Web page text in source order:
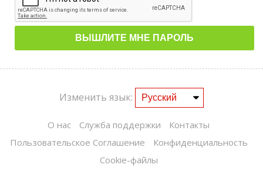
Изменить язык:
О нас Служба поддержки
Контакты
Пользовательское Соглашение
Конфиденциальность
Cookie-файлы